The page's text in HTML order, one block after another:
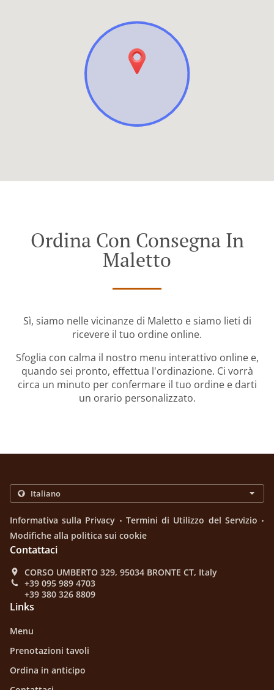
Ordina Con Consegna In
Maletto
Sì, siamo nelle vicinanze di Maletto e siamo lieti di
ricevere il tuo ordine online.
Sfoglia con calma il nostro menu interattivo online e,
quando sei pronto, effettua l'ordinazione. Ci vorrà
circa un minuto per confermare il tuo ordine e darti
un orario personalizzato.
Informativa sulla Privacy . Termini di Utilizzo del Servizio .
Modifiche alla politica sui cookie
Contattaci
CORSO UMBERTO 329, 95034 BRONTE CT, Italy
+39 095 989 4703
+39 380 326 8809
Links
Menu
Prenotazioni tavoli
Ordina in anticipo